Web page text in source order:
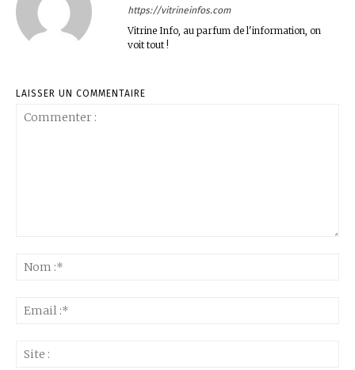
https://vitrineinfos.com
Vitrine Info, au parfum de l'information, on
voit tout !
LAISSER UN COMMENTAIRE